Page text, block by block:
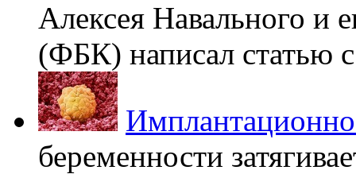
Алексея Навального и
(ФБК) написал статью
беременности